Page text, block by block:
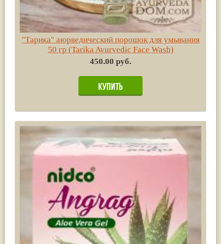
"Тарика" аюрведический порошок для умывания
50 гр (Tarika Ayurvedic Face Wash)
450.00 руб.